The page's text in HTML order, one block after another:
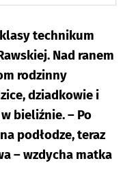
technikum
Nad ranem
rodzinny
dziadkowie i
bieliźnie. – Po
podłodze, teraz
– wzdycha matka